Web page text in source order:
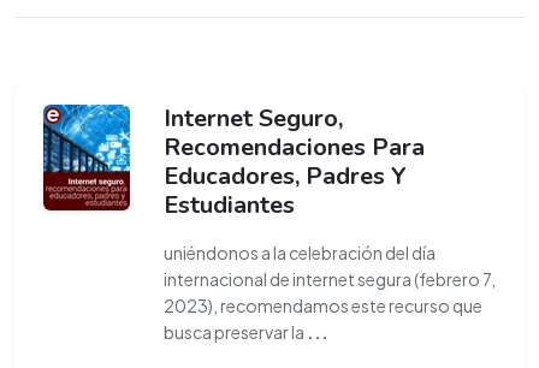
Internet Seguro,
Recomendaciones Para
Educadores, Padres Y
Estudiantes
uniéndonos a la celebración del día
internacional de internet segura (febrero 7,
2023), recomendamos este recurso que
busca preservar la ...